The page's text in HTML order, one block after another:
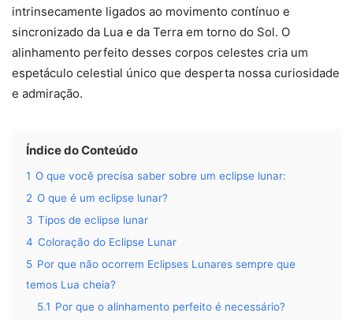
intrinsecamente ligados ao movimento contínuo e
sincronizado da Lua e da Terra em torno do Sol. O
alinhamento perfeito desses corpos celestes cria um
espetáculo celestial único que desperta nossa curiosidade
e admiração.
Índice do Conteúdo
1 O que você precisa saber sobre um eclipse lunar:
2 O que é um eclipse lunar?
3 Tipos de eclipse lunar
4 Coloração do Eclipse Lunar
5 Por que não ocorrem Eclipses Lunares sempre que
temos Lua cheia?
5.1 Por que o alinhamento perfeito é necessário?